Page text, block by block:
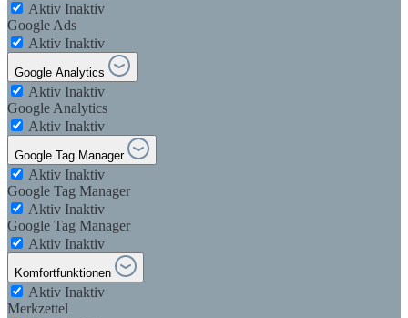
Aktiv Inaktiv
Google Ads
Aktiv Inaktiv
Google Analytics
Aktiv Inaktiv
Google Analytics
Aktiv Inaktiv
Google Tag Manager
Aktiv Inaktiv
Google Tag Manager
Aktiv Inaktiv
Google Tag Manager
Aktiv Inaktiv
Komfortfunktionen
Aktiv Inaktiv
Merkzettel